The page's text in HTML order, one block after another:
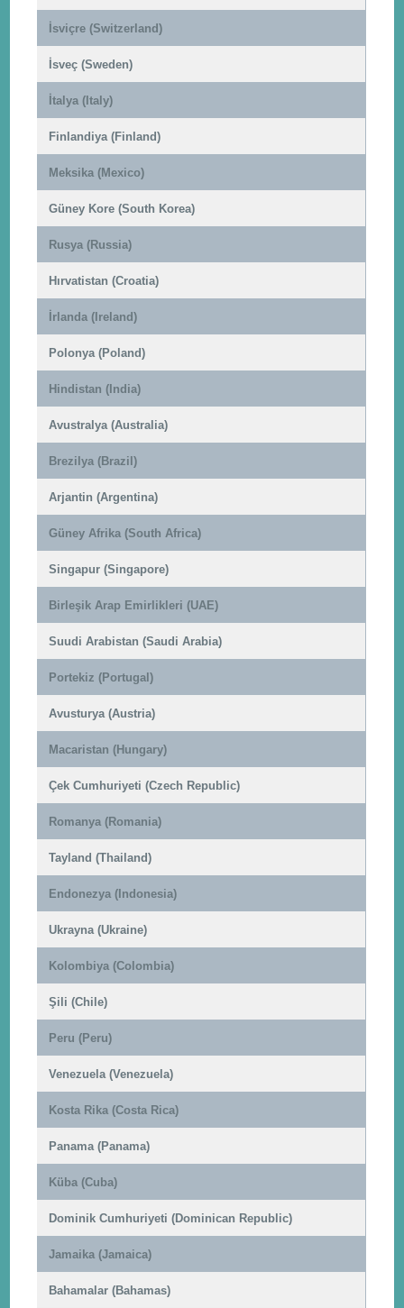
İsviçre (Switzerland)
İsveç (Sweden)
İtalya (Italy)
Finlandiya (Finland)
Meksika (Mexico)
Güney Kore (South Korea)
Rusya (Russia)
Hırvatistan (Croatia)
İrlanda (Ireland)
Polonya (Poland)
Hindistan (India)
Avustralya (Australia)
Brezilya (Brazil)
Arjantin (Argentina)
Güney Afrika (South Africa)
Singapur (Singapore)
Birleşik Arap Emirlikleri (UAE)
Suudi Arabistan (Saudi Arabia)
Portekiz (Portugal)
Avusturya (Austria)
Macaristan (Hungary)
Çek Cumhuriyeti (Czech Republic)
Romanya (Romania)
Tayland (Thailand)
Endonezya (Indonesia)
Ukrayna (Ukraine)
Kolombiya (Colombia)
Şili (Chile)
Peru (Peru)
Venezuela (Venezuela)
Kosta Rika (Costa Rica)
Panama (Panama)
Küba (Cuba)
Dominik Cumhuriyeti (Dominican Republic)
Jamaika (Jamaica)
Bahamalar (Bahamas)